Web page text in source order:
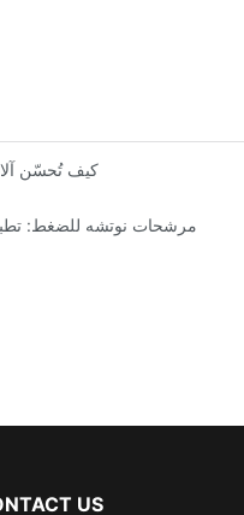
كيف تُحسّن
مرشحات نوتشه للضغط:
US